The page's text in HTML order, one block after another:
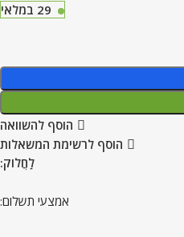
29 במלאי
הוסף להשוואה
הוסף לרשימת המשאלות
לַחֲלוֹק:
אמצעי תשלום: